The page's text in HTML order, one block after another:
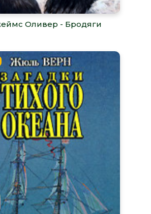
Оливер - Бродяги